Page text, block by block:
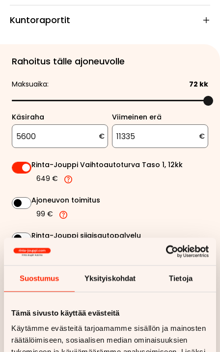
Suostumus Yksityiskohdat Tietoja
Tämä sivusto käyttää evästeitä
Käytämme evästeitä tarjoamamme sisällön ja mainosten
räätälöimiseen, sosiaalisen median ominaisuuksien
Kuntoraportit
Rahoitus tälle ajoneuvolle
Maksuaika: 72 kk
Käsiraha
€
Viimeinen erä
€
Rinta-Jouppi Vaihtoautoturva Taso 1, 12kk
649 €
Ajoneuvon toimitus
99 €
Rinta-Jouppi sijaisautopalvelu
99 €
316,74 €
Haluan myös tarjouksen vakuutuksesta